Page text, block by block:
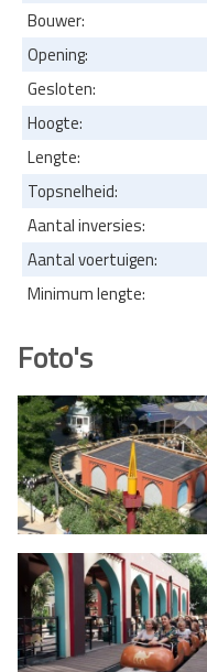
Bouwer:
Opening:
Gesloten:
Hoogte:
Lengte:
Topsnelheid:
Aantal inversies:
Aantal voertuigen:
Minimum lengte:
Foto's